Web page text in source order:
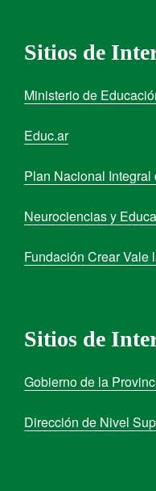
Sitios de
Ministerio de
Educ.ar
Plan Nacional
Neurociencias y
Fundación Crear Vale
Sitios de
Gobierno de la
Dirección de Nivel